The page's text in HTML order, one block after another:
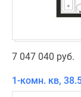
7 047 040 руб.
1-комн. кв,